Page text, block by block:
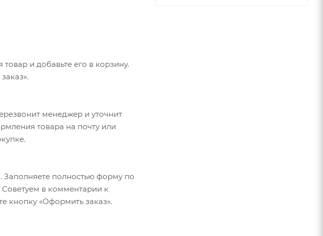
и добавьте его в корзину.
менеджер и уточнит
товара на почту или
полностью форму по
Советуем в комментарии к
кнопку «Оформить заказ».